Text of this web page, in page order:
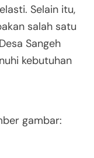
Selain itu,
salah satu
Sangeh
kebutuhan
gambar: